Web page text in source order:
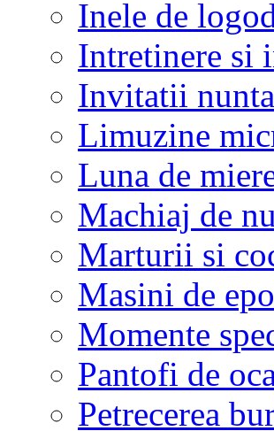
Inele de
Intretinere si
Invitatii
Limuzine
Luna de
Machiaj de
Marturii si
Masini de
Momente
Pantofi de
Petrecerea